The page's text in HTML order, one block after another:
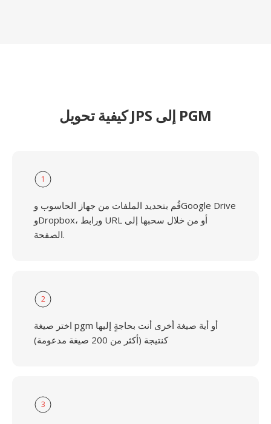
كيفية تحويل JPS إلى PGM
1
قُم بتحديد الملفات من جهاز الحاسوب وGoogle Drive
وDropbox، ورابط URL أو من خلال سحبها إلى
الصفحة.
2
اختر صيغة pgm أو أية صيغة أخرى أنت بحاجةٍ إليها
كنتيجة (أكثر من 200 صيغة مدعومة)
3